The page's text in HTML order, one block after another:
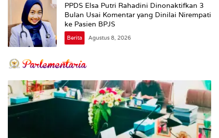
PPDS Elsa Putri Rahadini Dinonaktifkan 3
Bulan Usai Komentar yang Dinilai Nirempati
ke Pasien BPJS
Berita Agustus 8, 2026